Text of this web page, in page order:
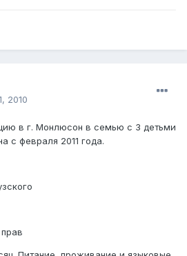
2010
в г. Монлюсон в семью с 3 детьми
с февраля 2011 года.